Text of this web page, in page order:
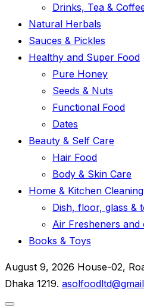
Drinks, Tea &
Natural Herbals
Sauces & Pickles
Healthy and Super Food
Pure Honey
Seeds & Nuts
Functional Food
Dates
Beauty & Self Care
Hair Food
Body & Skin Care
Home & Kitchen
Dish, floor, glass &
Air Fresheners and
Books & Toys
August 9, 2026 House-02,
Dhaka 1219.